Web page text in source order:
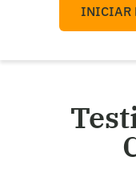
INICIAR